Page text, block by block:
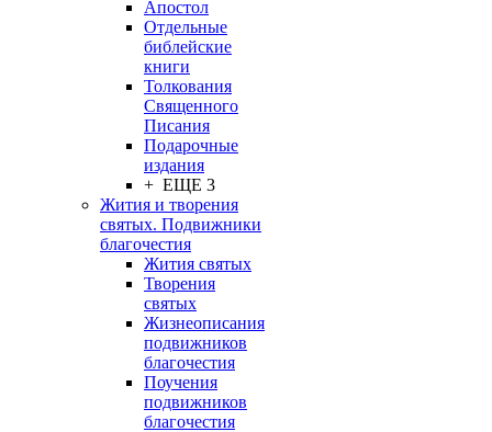
Апостол
Отдельные
библейские
книги
Толкования
Священного
Писания
Подарочные
издания
+ ЕЩЕ 3
Жития и творения
святых. Подвижники
благочестия
Жития святых
Творения
святых
Жизнеописания
подвижников
благочестия
Поучения
подвижников
благочестия